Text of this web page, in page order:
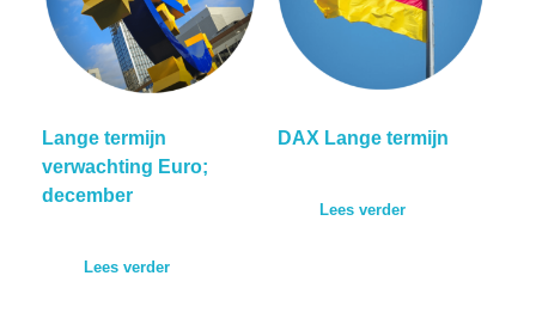
Lange termijn
verwachting Euro;
december
Lees verder
DAX Lange termijn
Lees verder